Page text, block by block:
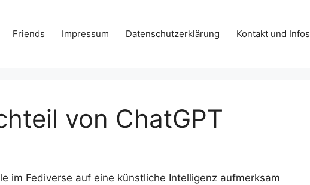
Friends Impressum Datenschutzerklärung Kontakt und Infos
von ChatGPT
im Fediverse auf eine künstliche Intelligenz aufmerksam